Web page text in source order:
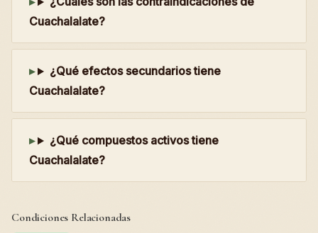
Cuachalalate?
¿Qué efectos secundarios tiene
Cuachalalate?
¿Qué compuestos activos tiene
Cuachalalate?
Condiciones Relacionadas